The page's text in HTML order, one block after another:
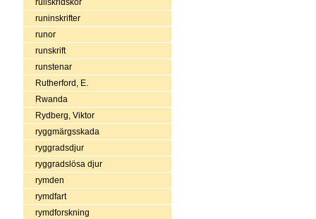
rullskridskor
runinskrifter
runor
runskrift
runstenar
Rutherford, E.
Rwanda
Rydberg, Viktor
ryggmärgsskada
ryggradsdjur
ryggradslösa djur
rymden
rymdfart
rymdforskning